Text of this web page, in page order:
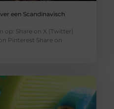
een Scandinavisch
op: Share on X (Twitter)
Pinterest Share on